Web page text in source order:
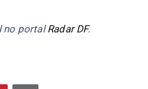
no portalRadar DF.